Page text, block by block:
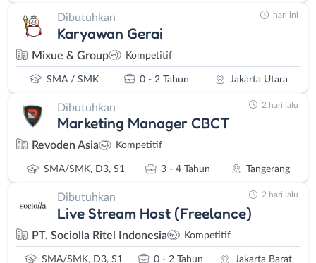
Dibutuhkan
Karyawan Gerai
Mixue & Group Kompetitif
SMA / SMK 0 - 2 Tahun Jakarta Utara
hari ini
Dibutuhkan
Marketing Manager CBCT
Revoden Asia Kompetitif
SMA/SMK, D3, S1 3 - 4 Tahun Tangerang
2 hari lalu
Dibutuhkan
Live Stream Host (Freelance)
PT. Sociolla Ritel Indonesia Kompetitif
SMA/SMK, D3, S1 0 - 2 Tahun Jakarta Barat
2 hari lalu